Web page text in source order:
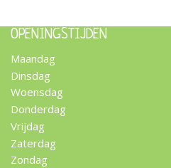
OPENINGSTIJDEN
Maandag
Dinsdag
Woensdag
Donderdag
Vrijdag
Zaterdag
Zondag